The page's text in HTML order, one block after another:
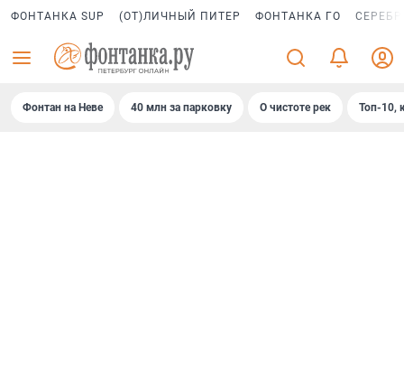
ФОНТАНКА SUP (ОТ)ЛИЧНЫЙ ПИТЕР ФОНТАНКА ГО
Фонтан на Неве 40 млн за парковку О чистоте рек Топ-10,